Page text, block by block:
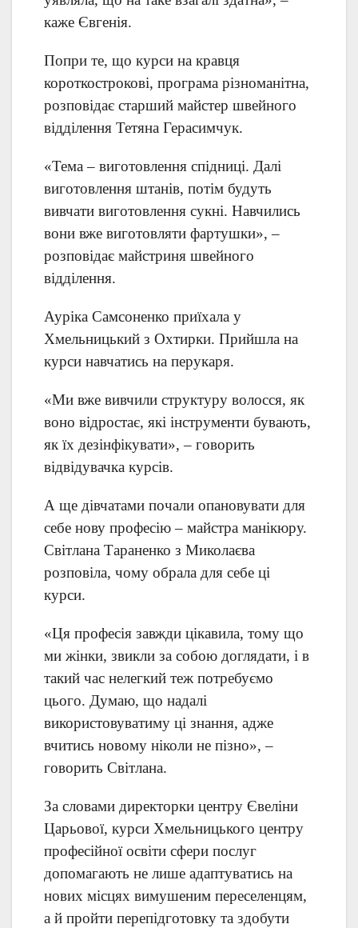
каже Євгенія.
Попри те, що курси на кравця
короткострокові, програма різноманітна,
розповідає старший майстер швейного
відділення Тетяна Герасимчук.
«Тема – виготовлення спідниці. Далі
виготовлення штанів, потім будуть
вивчати виготовлення сукні. Навчились
вони вже виготовляти фартушки», –
розповідає майстриня швейного
відділення.
Ауріка Самсоненко приїхала у
Хмельницький з Охтирки. Прийшла на
курси навчатись на перукаря.
«Ми вже вивчили структуру волосся, як
воно відростає, які інструменти бувають,
як їх дезінфікувати», – говорить
відвідувачка курсів.
А ще дівчатами почали опановувати для
себе нову професію – майстра манікюру.
Світлана Тараненко з Миколаєва
розповіла, чому обрала для себе ці
курси.
«Ця професія завжди цікавила, тому що
ми жінки, звикли за собою доглядати, і в
такий час нелегкий теж потребуємо
цього. Думаю, що надалі
використовуватиму ці знання, адже
вчитись новому ніколи не пізно», –
говорить Світлана.
За словами директорки центру Євеліни
Царьової, курси Хмельницького центру
професійної освіти сфери послуг
допомагають не лише адаптуватись на
нових місцях вимушеним переселенцям,
а й пройти перепідготовку та здобути